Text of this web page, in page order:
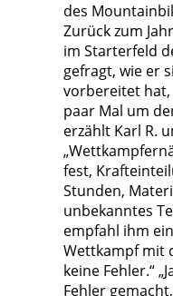
des
Zurück zum
im Starterfeld
gefragt, wie er
vorbereitet hat,
paar Mal um
erzählt Karl R.
fest,
Stunden,
unbekanntes
empfahl ihm
Wettkampf mit
keine Fehler.“
Fehler